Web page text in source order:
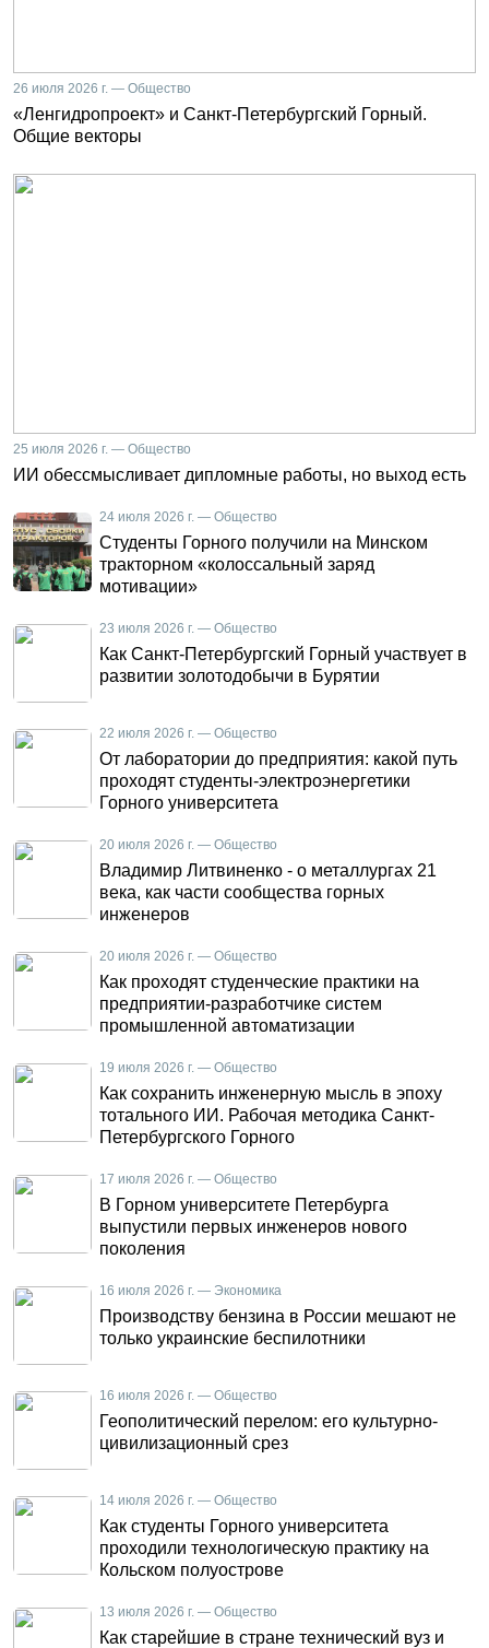
26 июля 2026 г. — Общество
«Ленгидропроект» и Санкт-Петербургский Горный.
Общие векторы
25 июля 2026 г. — Общество
ИИ обессмысливает дипломные работы, но выход есть
24 июля 2026 г. — Общество
Студенты Горного получили на Минском
тракторном «колоссальный заряд
мотивации»
23 июля 2026 г. — Общество
Как Санкт-Петербургский Горный участвует в
развитии золотодобычи в Бурятии
22 июля 2026 г. — Общество
От лаборатории до предприятия: какой путь
проходят студенты-электроэнергетики
Горного университета
20 июля 2026 г. — Общество
Владимир Литвиненко - о металлургах 21
века, как части сообщества горных
инженеров
20 июля 2026 г. — Общество
Как проходят студенческие практики на
предприятии-разработчике систем
промышленной автоматизации
19 июля 2026 г. — Общество
Как сохранить инженерную мысль в эпоху
тотального ИИ. Рабочая методика Санкт-
Петербургского Горного
17 июля 2026 г. — Общество
В Горном университете Петербурга
выпустили первых инженеров нового
поколения
16 июля 2026 г. — Экономика
Производству бензина в России мешают не
только украинские беспилотники
16 июля 2026 г. — Общество
Геополитический перелом: его культурно-
цивилизационный срез
14 июля 2026 г. — Общество
Как студенты Горного университета
проходили технологическую практику на
Кольском полуострове
13 июля 2026 г. — Общество
Как старейшие в стране технический вуз и